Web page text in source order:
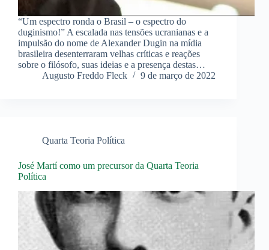
“Um espectro ronda o Brasil – o espectro do
duginismo!” A escalada nas tensões ucranianas e a
impulsão do nome de Alexander Dugin na mídia
brasileira desenterraram velhas críticas e reações
sobre o filósofo, suas ideias e a presença destas…
Augusto Freddo Fleck
9 de março de 2022
Quarta Teoria Política
José Martí como um precursor da Quarta Teoria
Política